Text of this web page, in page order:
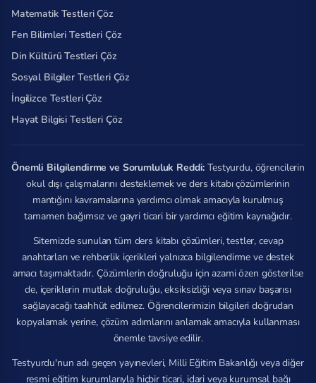
Matematik Testleri Çöz
Fen Bilimleri Testleri Çöz
Din Kültürü Testleri Çöz
Sosyal Bilgiler Testleri Çöz
İngilizce Testleri Çöz
Hayat Bilgisi Testleri Çöz
Önemli Bilgilendirme ve Sorumluluk Reddi: Testyurdu, öğrencilerin
okul dışı çalışmalarını desteklemek ve ders kitabı çözümlerinin
mantığını kavramalarına yardımcı olmak amacıyla kurulmuş
tamamen bağımsız ve gayri ticari bir yardımcı eğitim kaynağıdır.
Sitemizde sunulan tüm ders kitabı çözümleri, testler, cevap
anahtarları ve rehberlik içerikleri yalnızca bilgilendirme ve destek
amacı taşımaktadır. Çözümlerin doğruluğu için azami özen gösterilse
de, içeriklerin mutlak doğruluğu, eksiksizliği veya sınav başarısı
sağlayacağı taahhüt edilmez. Öğrencilerimizin bilgileri doğrudan
kopyalamak yerine, çözüm adımlarını anlamak amacıyla kullanması
önemle tavsiye edilir.
Testyurdu'nun adı geçen yayınevleri, Milli Eğitim Bakanlığı veya diğer
resmi eğitim kurumlarıyla hiçbir ticari, idari veya kurumsal bağı